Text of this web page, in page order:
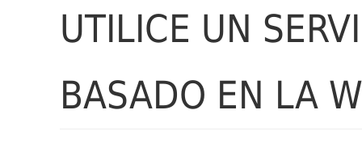
UTILICE UN
BASADO EN LA